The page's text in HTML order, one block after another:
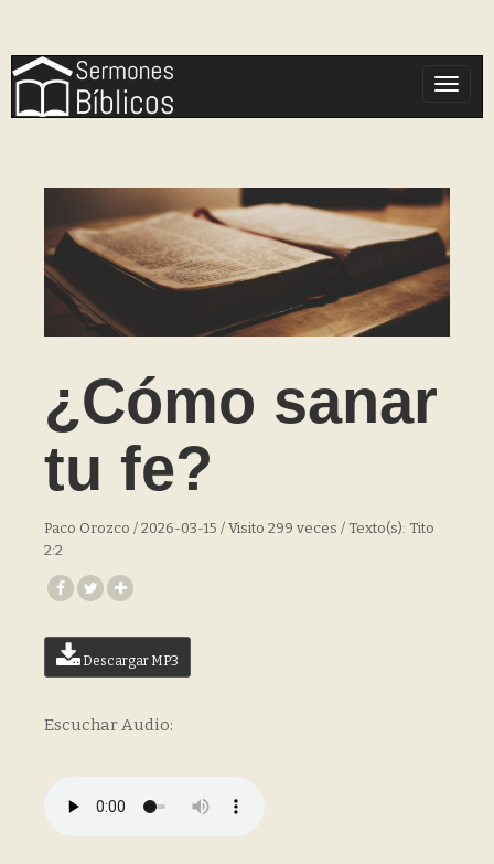
¿Cómo sanar
tu fe?
Paco Orozco / 2026-03-15 / Visito 299 veces / Texto(s): Tito
2:2
Descargar MP3
Escuchar Audio: